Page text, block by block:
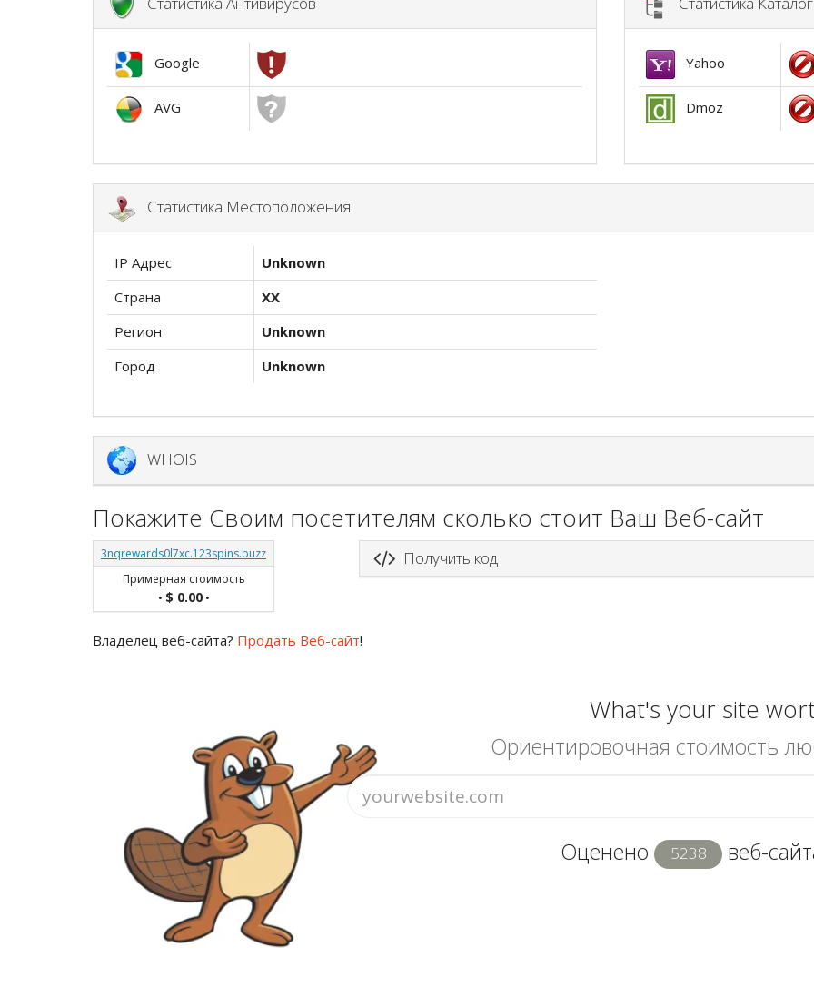
Google
AVG
Yahoo
Dmoz
Статистика Местоположения
IP Адрес
Unknown
Страна
XX
Регион
Unknown
Город
Unknown
WHOIS
Покажите Своим посетителям сколько стоит Ваш Веб-сайт
3nqrewards0l7xc.123spins.buzz
Примерная стоимость
• $ 0.00•
Получить код
Владелец веб-сайта? Продать Веб-сайт!
What's your site
Ориентировочная стоимость
Оценено 5238 веб-